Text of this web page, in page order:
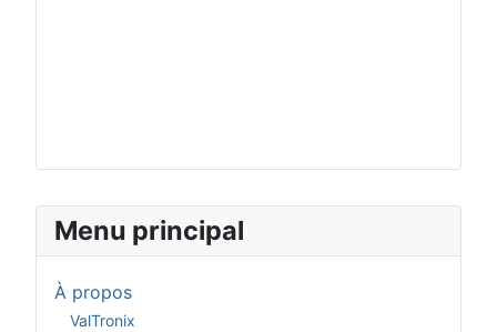
Menu principal
À propos
ValTronix